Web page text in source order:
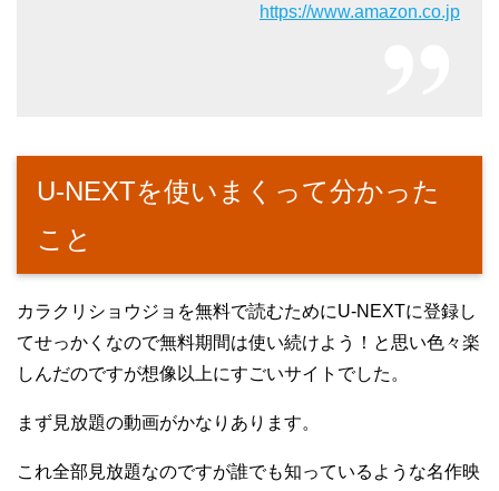
https://www.amazon.co.jp
U-NEXTを使いまくって分かった
こと
カラクリショウジョを無料で読むためにU-NEXTに登録し
てせっかくなので無料期間は使い続けよう！と思い色々楽
しんだのですが想像以上にすごいサイトでした。
まず見放題の動画がかなりあります。
これ全部見放題なのですが誰でも知っているような名作映